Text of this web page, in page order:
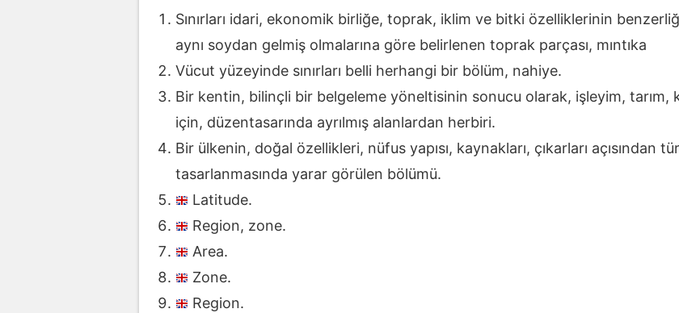
Sınırları idari, ekonomik birliğe, toprak, iklim ve bitki özelliklerinin
aynı soydan gelmiş olmalarına göre belirlenen toprak parçası, mıntıka
Vücut yüzeyinde sınırları belli herhangi bir bölüm, nahiye.
Bir kentin, bilinçli bir belgeleme yöneltisinin sonucu olarak, işleyim,
için, düzentasarında ayrılmış alanlardan herbiri.
Bir ülkenin, doğal özellikleri, nüfus yapısı, kaynakları, çıkarları açısından
tasarlanmasında yarar görülen bölümü.
Latitude.
Region, zone.
Area.
Zone.
Region.